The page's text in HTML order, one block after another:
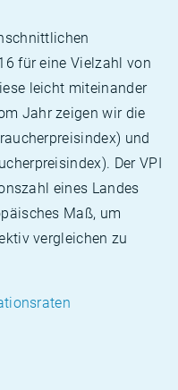
für eine Vielzahl von
leicht miteinander
Jahr zeigen wir die
und
Der VPI
eines Landes
Maß, um
vergleichen zu